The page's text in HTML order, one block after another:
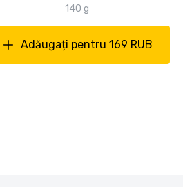
140 g
Adăugați pentru 169 RUB